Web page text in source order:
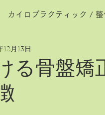
カイロプラクティック / 整
猫背・側弯症・姿勢の歪
慢性疲労・体調不良
る骨盤矯
12月13日